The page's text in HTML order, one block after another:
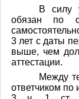
В силу
обязан по
3 лет с даты
выше, чем
аттестации.
Между
ответчиком по